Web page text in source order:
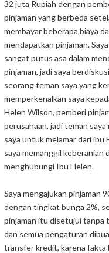
32 juta Rupiah dengan
pinjaman yang berbeda
membayar beberapa biaya
mendapatkan pinjaman.
sangat putus asa dalam
pinjaman, jadi saya
seorang teman saya yang
memperkenalkan saya
Helen Wilson, pemberi
perusahaan, jadi teman saya
saya untuk melamar dari ibu
saya memanggil keberanian
menghubungi Ibu Helen.
Saya mengajukan pinjaman
dengan tingkat bunga 2%,
pinjaman itu disetujui tanpa
dan semua pengaturan
transfer kredit, karena fakta